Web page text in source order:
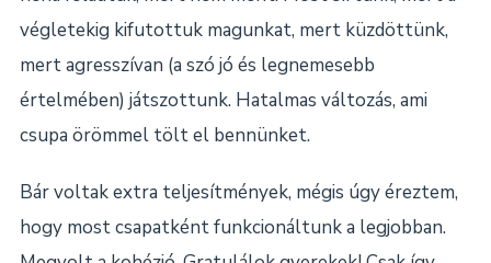
végletekig kifutottuk magunkat, mert küzdöttünk,
mert agresszívan (a szó jó és legnemesebb
értelmében) játszottunk. Hatalmas változás, ami
csupa örömmel tölt el bennünket.
Bár voltak extra teljesítmények, mégis úgy éreztem,
hogy most csapatként funkcionáltunk a legjobban.